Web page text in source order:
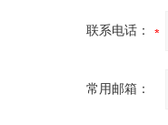
联系电话：
常用邮箱：